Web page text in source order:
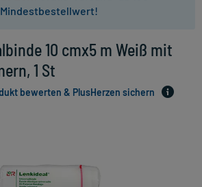
Mindestbestellwert!
10 cmx5 m Weiß mit
1 St
bewerten & PlusHerzen sichern